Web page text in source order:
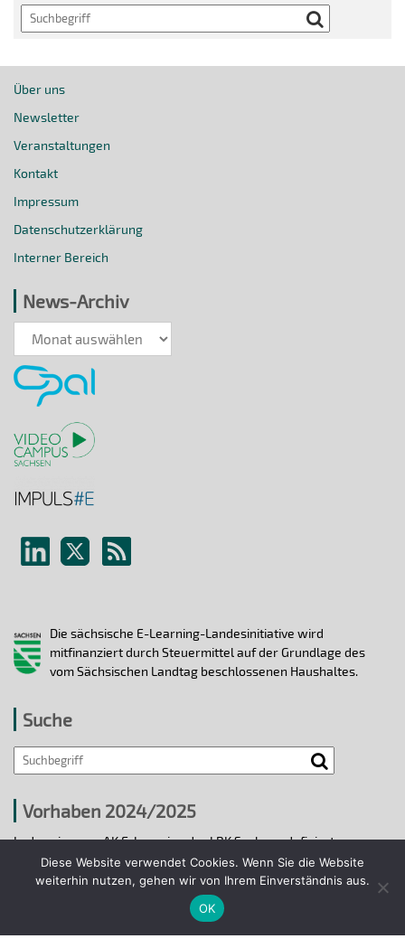
Search
Über uns
Newsletter
Veranstaltungen
Kontakt
Impressum
Datenschutzerklärung
Interner Bereich
News-Archiv
News-
Archiv
Die sächsische E-Learning-Landesinitiative wird
mitfinanziert durch Steuermittel auf der Grundlage des
vom Sächsischen Landtag beschlossenen Haushaltes.
Suche
Vorhaben 2024/2025
In den vier vom AK E-Learning der LRK Sachsen definierten
strategischen Handlungsfeldern 2024/25 wurden bis 31.12.2025
ausgewählte E-Learning-Hochschulvorhaben durchgeführt.
Diese Website verwendet Cookies. Wenn Sie die Website
weiterhin nutzen, gehen wir von Ihrem Einverständnis aus.
OK